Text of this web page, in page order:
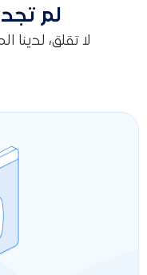
لم
لا تقلق،